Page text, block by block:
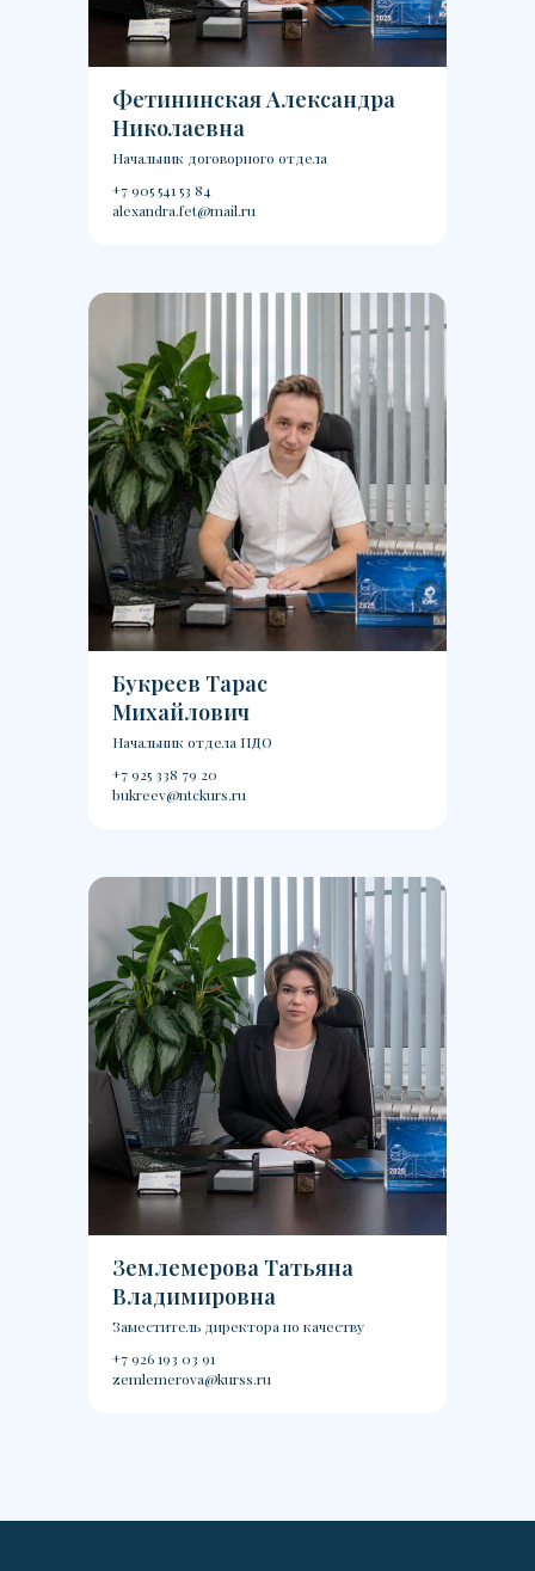
Фетининская Александра
Николаевна
Начальник договорного отдела
+7 905 541 53 84
alexandra.fet@mail.ru
Букреев Тарас
Михайлович
Начальник отдела ПДО
+7 925 338 79 20
bukreev@ntckurs.ru
Землемерова Татьяна
Владимировна
Заместитель директора по качеству
+7 926 193 03 91
zemlemerova@kurss.ru